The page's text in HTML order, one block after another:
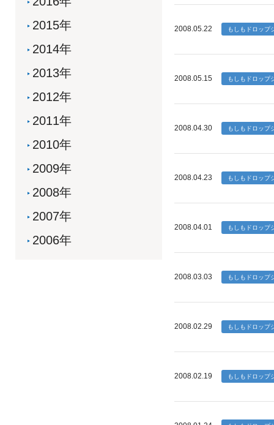
2008.05.22
2008.05.15
2008.04.30
2008.04.23
2008.04.01
2008.03.03
2008.02.29
2008.02.19
2015年
2014年
2013年
2012年
2011年
2010年
2009年
2008年
2007年
2006年